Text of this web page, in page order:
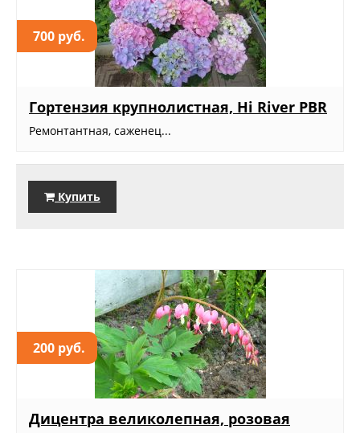
700 руб.
Гортензия крупнолистная, Hi River PBR
Ремонтантная, саженец...
Купить
200 руб.
Дицентра великолепная, розовая